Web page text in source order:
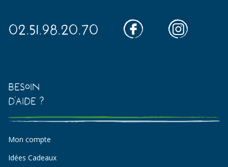
02.51.98.20.70
Besoin
d'aide ?
Mon compte
Idées Cadeaux